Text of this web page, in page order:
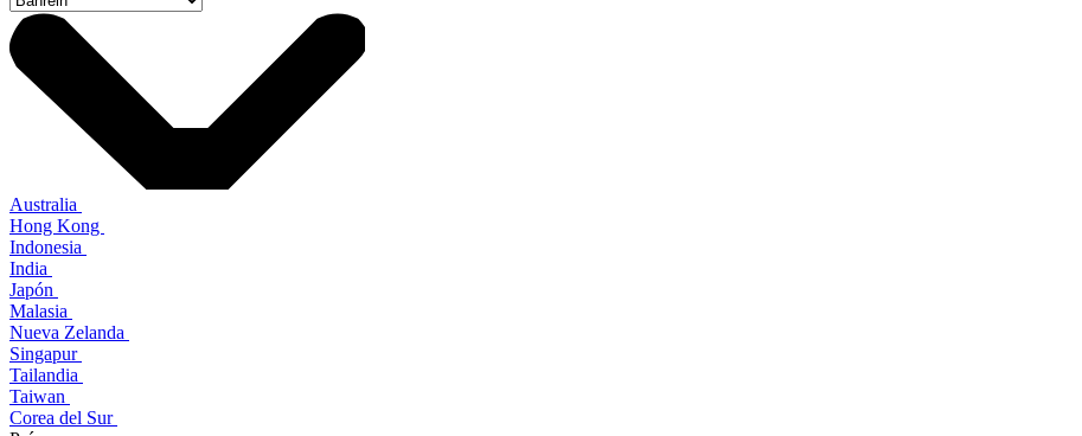
Australia
Hong Kong
Indonesia
India
Japón
Malasia
Nueva Zelanda
Singapur
Tailandia
Taiwan
Corea del Sur